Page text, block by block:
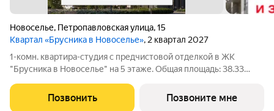
Новоселье, Петропавловская улица,15
Квартал «Брусника в Новоселье», 2 квартал 2027
1-комн. квартира-студия с предчистовой отделкой в ЖК
"Брусника в Новоселье" на 5 этаже. Общая площадь: 38.33
в Ломоносовском районе Ленинградской области. Он
расположен в 5 км к югу от
Позвонить Позвоните мне